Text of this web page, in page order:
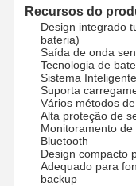
Sistema de
Bomba de Calor
Oferta quente
Eletrodomésticos
Lâmpadas de
Recursos do
Design integrado
bateria)
Saída de onda
Tecnologia de
Sistema
Suporta
Vários métodos
Alta proteção de
Monitoramento
Bluetooth
Design compacto
Adequado para
backup